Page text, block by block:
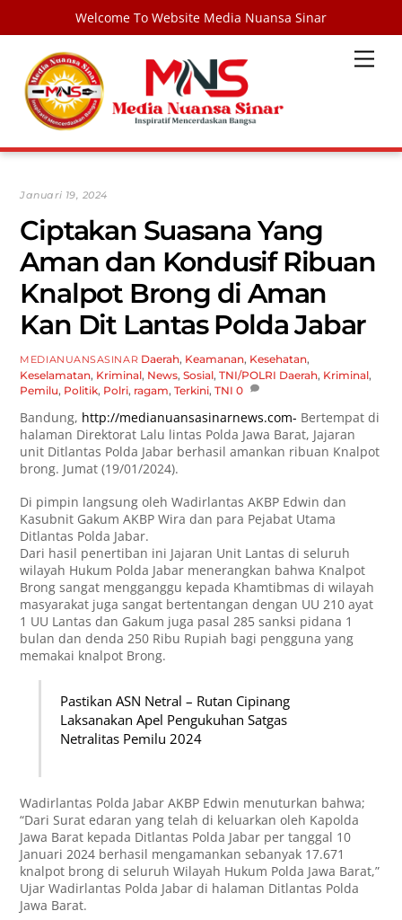
Welcome To Website Media Nuansa Sinar
content
Januari 19, 2024
Ciptakan Suasana Yang
Aman dan Kondusif Ribuan
Knalpot Brong di Aman
Kan Dit Lantas Polda Jabar
MEDIANUANSASINAR Daerah, Keamanan, Kesehatan,
Keselamatan, Kriminal, News,Sosial,TNI/POLRI Daerah, Kriminal,
Pemilu, Politik, Polri, ragam,Terkini,TNI 0
Bandung, http://medianuansasinarnews.com- Bertempat di
halaman Direktorat Lalu lintas Polda Jawa Barat, Jajaran
unit Ditlantas Polda Jabar berhasil amankan ribuan Knalpot
brong. Jumat (19/01/2024).
Di pimpin langsung oleh Wadirlantas AKBP Edwin dan
Kasubnit Gakum AKBP Wira dan para Pejabat Utama
Ditlantas Polda Jabar.
Dari hasil penertiban ini Jajaran Unit Lantas di seluruh
wilayah Hukum Polda Jabar menerangkan bahwa Knalpot
Brong sangat mengganggu kepada Khamtibmas di wilayah
masyarakat juga sangat bertentangan dengan UU 210 ayat
1 UU Lantas dan Gakum juga pasal 285 sanksi pidana 1
bulan dan denda 250 Ribu Rupiah bagi pengguna yang
memakai knalpot Brong.
Pastikan ASN Netral – Rutan Cipinang
Laksanakan Apel Pengukuhan Satgas
Netralitas Pemilu 2024
Wadirlantas Polda Jabar AKBP Edwin menuturkan bahwa;
“Dari Surat edaran yang telah di keluarkan oleh Kapolda
Jawa Barat kepada Ditlantas Polda Jabar per tanggal 10
Januari 2024 berhasil mengamankan sebanyak 17.671
knalpot brong di seluruh Wilayah Hukum Polda Jawa Barat,”
Ujar Wadirlantas Polda Jabar di halaman Ditlantas Polda
Jawa Barat.